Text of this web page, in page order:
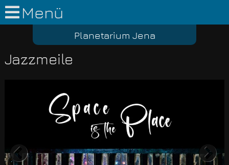
Menü
Planetarium Jena
Jazzmeile